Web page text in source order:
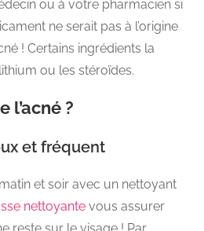
ou à votre pharmacien si
ne serait pas à l’origine
! Certains ingrédients la
ou les stéroïdes.
l’acné ?
et fréquent
et soir avec un nettoyant
nettoyante vous assurer
reste sur le visage ! Par